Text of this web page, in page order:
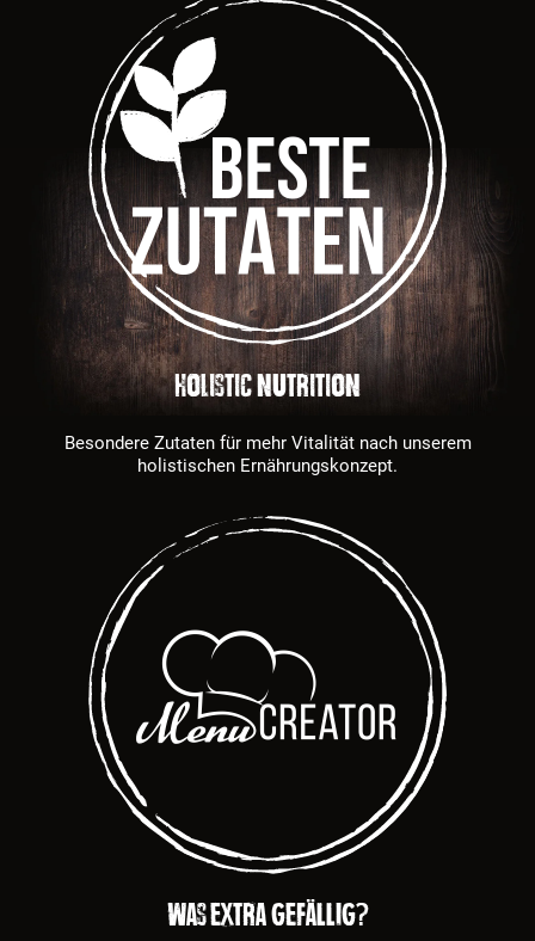
HOLISTIC NUTRITION
Besondere Zutaten für mehr Vitalität nach unserem
holistischen Ernährungskonzept.
Was extra gefällig?